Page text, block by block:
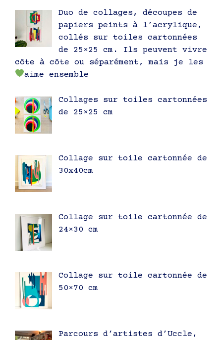
Duo de collages, découpes de
papiers peints à l’acrylique,
collés sur toiles cartonnées
de 25×25 cm. Ils peuvent vivre
côte à côte ou séparément, mais je les
aime ensemble
Collages sur toiles cartonnées
de 25×25 cm
Collage sur toile cartonnée de
30x40cm
Collage sur toile cartonnée de
24×30 cm
Collage sur toile cartonnée de
50×70 cm
Parcours d’artistes d’Uccle,